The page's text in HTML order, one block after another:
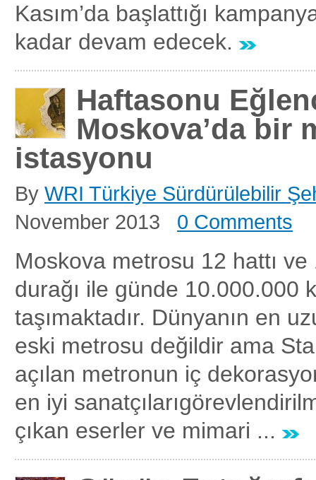
Kasım’da başlattığı
kadar devam edecek.
Haftasonu
Moskova’da bir
istasyonu
By WRI Türkiye Sürdürülebilir
November 2013
0 Comments
Moskova metrosu 12 hattı ve
durağı ile günde 10.000.000
taşımaktadır. Dünyanın en
eski metrosu değildir ama
açılan metronun iç
en iyi
çıkan eserler ve mimari ...